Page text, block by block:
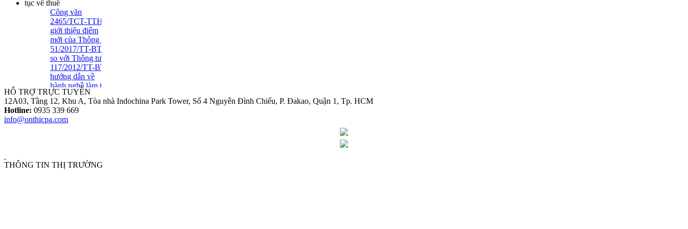
Công văn
2465/TCT-TTHT
giới thiệu điểm
mới của Thông tư
51/2017/TT-BTC
so với Thông tư
117/2012/TT-BTC
hướng dẫn về
hành nghề làm thủ
tục về thuế
Tuyển Dụng Trợ Lý Kiểm
Toán Năm 2016
39/2014/TT-BTC:
Một số quy định
HỖ TRỢ TRỰC TUYẾN
12A03, Tầng 12, Khu A, Tòa nhà Indochina Park Tower, Số 4 Nguyễn Đình Chiểu, P. Đakao, Quận 1, Tp. HCM
Hotline: 0935 339 669
info@onthicpa.com
THÔNG TIN THỊ TRƯỜNG